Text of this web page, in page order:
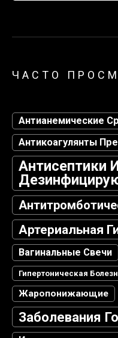
ЧАСТО
Антианемические
Антикоагулянты
Антисептики
Артериальная
Вагинальные Свечи
Гипертоническая
Жаропонижающие
Заболевания